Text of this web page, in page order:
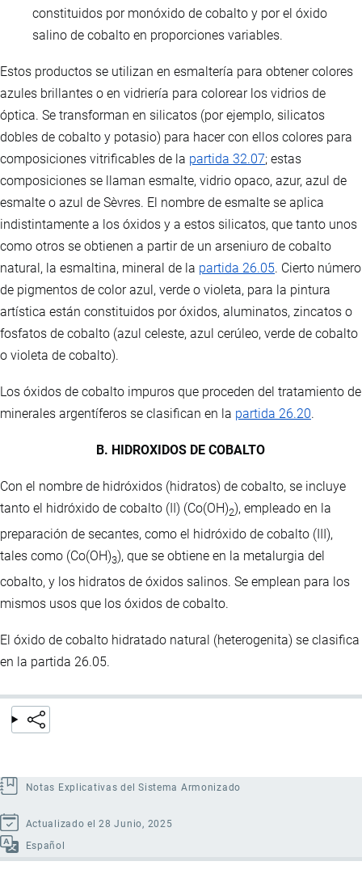
constituidos por monóxido de cobalto y por el óxido
salino de cobalto en proporciones variables.
Estos productos se utilizan en esmaltería para obtener colores
azules brillantes o en vidriería para colorear los vidrios de
óptica. Se transforman en silicatos (por ejemplo, silicatos
dobles de cobalto y potasio) para hacer con ellos colores para
composiciones vitrificables de la partida 32.07; estas
composiciones se llaman esmalte, vidrio opaco, azur, azul de
esmalte o azul de Sèvres. El nombre de esmalte se aplica
indistintamente a los óxidos y a estos silicatos, que tanto unos
como otros se obtienen a partir de un arseniuro de cobalto
natural, la esmaltina, mineral de la partida 26.05. Cierto número
de pigmentos de color azul, verde o violeta, para la pintura
artística están constituidos por óxidos, aluminatos, zincatos o
fosfatos de cobalto (azul celeste, azul cerúleo, verde de cobalto
o violeta de cobalto).
Los óxidos de cobalto impuros que proceden del tratamiento de
minerales argentíferos se clasifican en la partida 26.20.
B. HIDROXIDOS DE COBALTO
Con el nombre de hidróxidos (hidratos) de cobalto, se incluye
tanto el hidróxido de cobalto (II) (Co(OH)2), empleado en la
preparación de secantes, como el hidróxido de cobalto (III),
tales como (Co(OH)3), que se obtiene en la metalurgia del
cobalto, y los hidratos de óxidos salinos. Se emplean para los
mismos usos que los óxidos de cobalto.
El óxido de cobalto hidratado natural (heterogenita) se clasifica
en la partida 26.05.
Notas Explicativas del Sistema Armonizado
Actualizado el 28 Junio, 2025
Español